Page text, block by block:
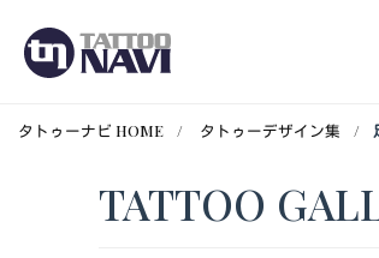
タトゥーナビ HOME タトゥーデザイン集
TATTOO